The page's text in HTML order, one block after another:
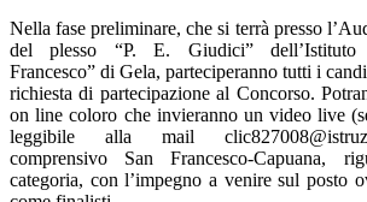
Nella fase preliminare, che si terrà presso
del plesso “P. E. Giudici” dell’Istituto
Francesco” di Gela, parteciperanno tutti i
richiesta di partecipazione al Concorso.
on line coloro che invieranno un video live
leggibile alla mail
comprensivo San Francesco-Capuana,
categoria, con l’impegno a venire sul posto